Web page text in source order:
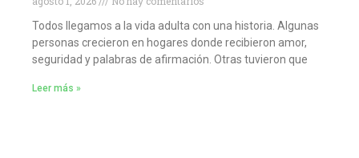
Todos llegamos a la vida adulta con una historia. Algunas
personas crecieron en hogares donde recibieron amor,
seguridad y palabras de afirmación. Otras tuvieron que
Leer más »